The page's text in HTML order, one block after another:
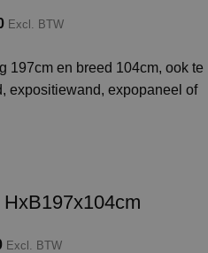
Excl. BTW
Excl. BTW